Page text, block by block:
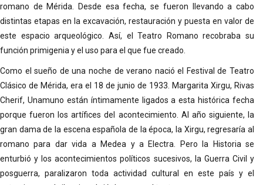
romano de Mérida. Desde esa fecha, se fueron llevando a cabo
distintas etapas en la excavación, restauración y puesta en valor de
este espacio arqueológico. Así, el Teatro Romano recobraba su
función primigenia y el uso para el que fue creado.
Como el sueño de una noche de verano nació el Festival de Teatro
Clásico de Mérida, era el 18 de junio de 1933. Margarita Xirgu, Rivas
Cherif, Unamuno están íntimamente ligados a esta histórica fecha
porque fueron los artífices del acontecimiento. Al año siguiente, la
gran dama de la escena española de la época, la Xirgu, regresaría al
romano para dar vida a Medea y a Electra. Pero la Historia se
enturbió y los acontecimientos políticos sucesivos, la Guerra Civil y
posguerra, paralizaron toda actividad cultural en este país y el